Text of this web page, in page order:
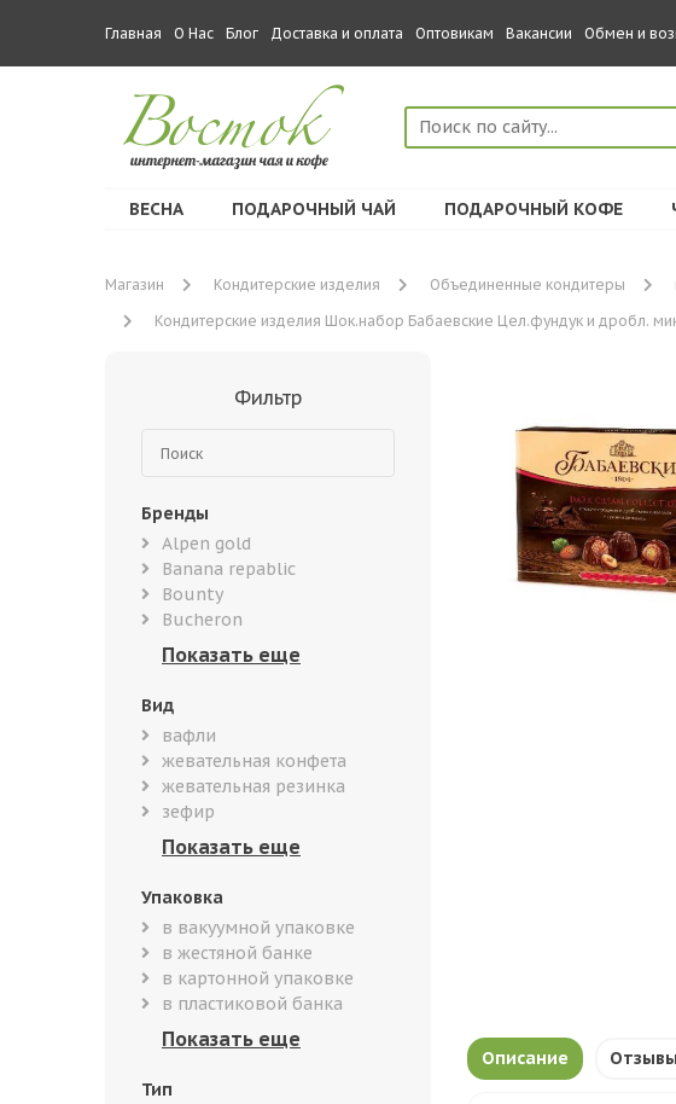
Главная О Нас Блог Доставка и оплата Оптовикам Вакансии Обмен и
ВЕСНА ПОДАРОЧНЫЙ ЧАЙ ПОДАРОЧНЫЙ КОФЕ
Магазин Кондитерские изделия Объединенные кондитеры
Кондитерские изделия Шок.набор Бабаевские Цел.фундук и дробл.
Фильтр
Бренды
Alpen gold
Banana repablic
Bounty
Bucheron
Вид
вафли
жевательная конфета
жевательная резинка
зефир
Упаковка
в вакуумной упаковке
в жестяной банке
в картонной упаковке
в пластиковой банка
Тип
Описание Отзывы